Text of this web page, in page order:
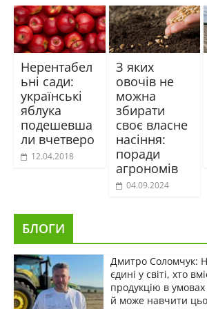
Нерентабел
ьні сади:
українські
яблука
подешевша
ли вчетверо
12.04.2018
З яких
овочів не
можна
збирати
своє власне
насіння:
поради
агрономів
04.09.2024
БЛОГИ
Дмитро Соломчук:
єдині у світі, хто
продукцію в умовах
й може навчити